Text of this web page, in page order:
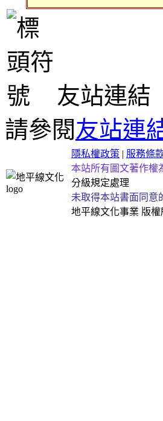
友站連結
請參閱友站連
隱私權政策 | 服務條
本站所有圖文著作權
分級規定處理
未取得本站書面同意
地平線文化事業 版權